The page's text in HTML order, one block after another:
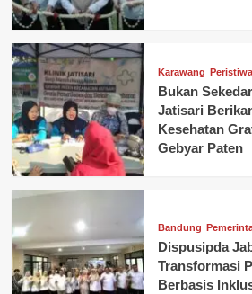
Karawang Peristiwa
Bukan
Jatisari
Kesehatan
Gebyar Paten
Bandung
Dispusipda
Transformasi
Berbasis